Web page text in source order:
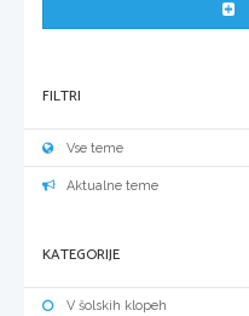
FILTRI
Vse teme
Aktualne teme
KATEGORIJE
V šolskih klopeh